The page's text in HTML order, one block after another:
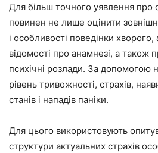
Для більш точного уявлення про
повинен не лише оцінити
і особливості поведінки хворого,
відомості про анамнезі, а також
психічні розлади. За допомогою
рівень тривожності, страхів,
станів і нападів паніки.
Для цього використовують
структури актуальних страхів